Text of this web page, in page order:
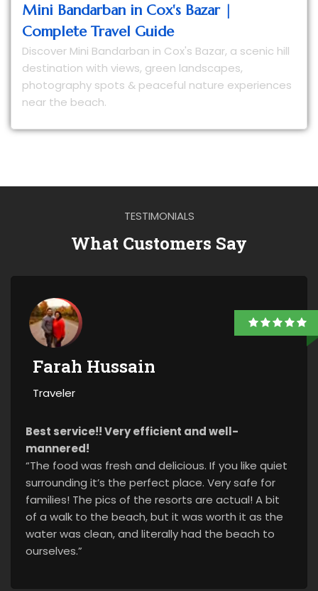
Mini Bandarban in Cox's Bazar |
Complete Travel Guide
Discover Mini Bandarban in Cox's Bazar, a scenic hill
destination with views, green landscapes,
photography spots & peaceful nature experiences
near the beach.
TESTIMONIALS
What Customers Say
Farah Hussain
Traveler
Best service!! Very efficient and well-
mannered!
“The food was fresh and delicious. If you like quiet
surrounding it’s the perfect place. Very safe for
families! The pics of the resorts are actual! A bit
of a walk to the beach, but it was worth it as the
water was clean, and literally had the beach to
ourselves.”